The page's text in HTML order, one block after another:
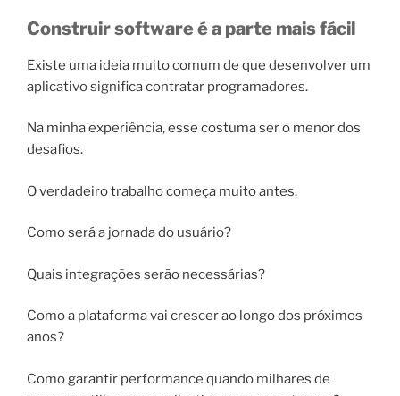
Construir software é a parte mais fácil
Existe uma ideia muito comum de que desenvolver um
aplicativo significa contratar programadores.
Na minha experiência, esse costuma ser o menor dos
desafios.
O verdadeiro trabalho começa muito antes.
Como será a jornada do usuário?
Quais integrações serão necessárias?
Como a plataforma vai crescer ao longo dos próximos
anos?
Como garantir performance quando milhares de